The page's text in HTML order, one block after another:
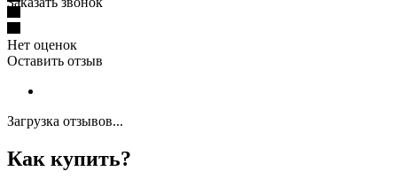
Нет оценок
Оставить отзыв
Загрузка отзывов...
Как купить?